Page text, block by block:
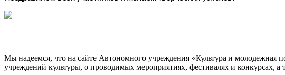
Мы надеемся, что на сайте Автономного учреждения «Культура и
учреждений культуры, о проводимых мероприятиях, фестивалях и конкурсах, а